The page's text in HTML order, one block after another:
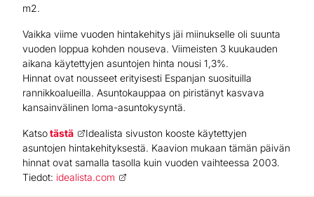
m2.
Vaikka viime vuoden hintakehitys jäi miinukselle oli suunta
vuoden loppua kohden nouseva. Viimeisten 3 kuukauden
aikana käytettyjen asuntojen hinta nousi 1,3%.
Hinnat ovat nousseet erityisesti Espanjan suosituilla
rannikkoalueilla. Asuntokauppaa on piristänyt kasvava
kansainvälinen loma-asuntokysyntä.
Katsotästä
Idealista sivuston kooste käytettyjen
asuntojen hintakehityksestä. Kaavion mukaan tämän päivän
hinnat ovat samalla tasolla kuin vuoden vaihteessa 2003.
Tiedot: idealista.com